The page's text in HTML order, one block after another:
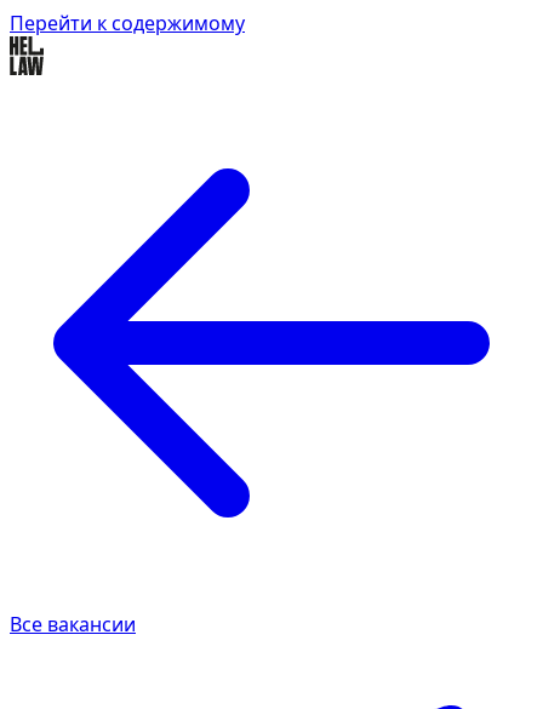
Перейти к содержимому
Все вакансии